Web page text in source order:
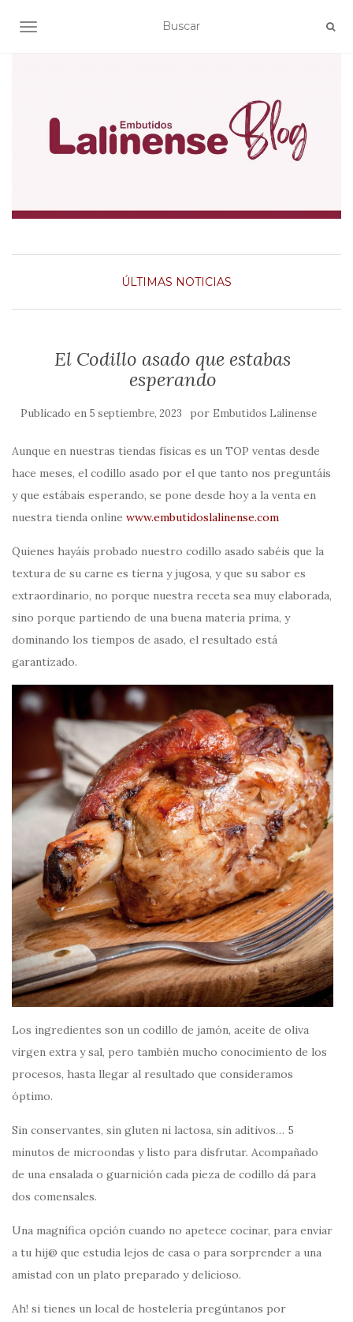
ALTERNAR NAVEGACIÓN
ÚLTIMAS NOTICIAS
El Codillo asado que estabas
esperando
Publicado en 5 septiembre, 2023 por Embutidos Lalinense
Aunque en nuestras tiendas físicas es un TOP ventas desde
hace meses, el codillo asado por el que tanto nos preguntáis
y que estábais esperando, se pone desde hoy a la venta en
nuestra tienda online www.embutidoslalinense.com
Quienes hayáis probado nuestro codillo asado sabéis que la
textura de su carne es tierna y jugosa, y que su sabor es
extraordinario, no porque nuestra receta sea muy elaborada,
sino porque partiendo de una buena materia prima, y
dominando los tiempos de asado, el resultado está
garantizado.
Los ingredientes son un codillo de jamón, aceite de oliva
virgen extra y sal, pero también mucho conocimiento de los
procesos, hasta llegar al resultado que consideramos
óptimo.
Sin conservantes, sin gluten ni lactosa, sin aditivos… 5
minutos de microondas y listo para disfrutar. Acompañado
de una ensalada o guarnición cada pieza de codillo dá para
dos comensales.
Una magnífica opción cuando no apetece cocinar, para enviar
a tu hij@ que estudia lejos de casa o para sorprender a una
amistad con un plato preparado y delicioso.
Ah! si tienes un local de hostelería pregúntanos por